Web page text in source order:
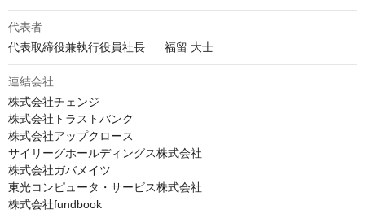
代表者
代表取締役兼執行役員社長	福留 大士
連結会社
株式会社チェンジ
株式会社トラストバンク
株式会社アップクロース
サイリーグホールディングス株式会社
株式会社ガバメイツ
東光コンピュータ・サービス株式会社
株式会社fundbook